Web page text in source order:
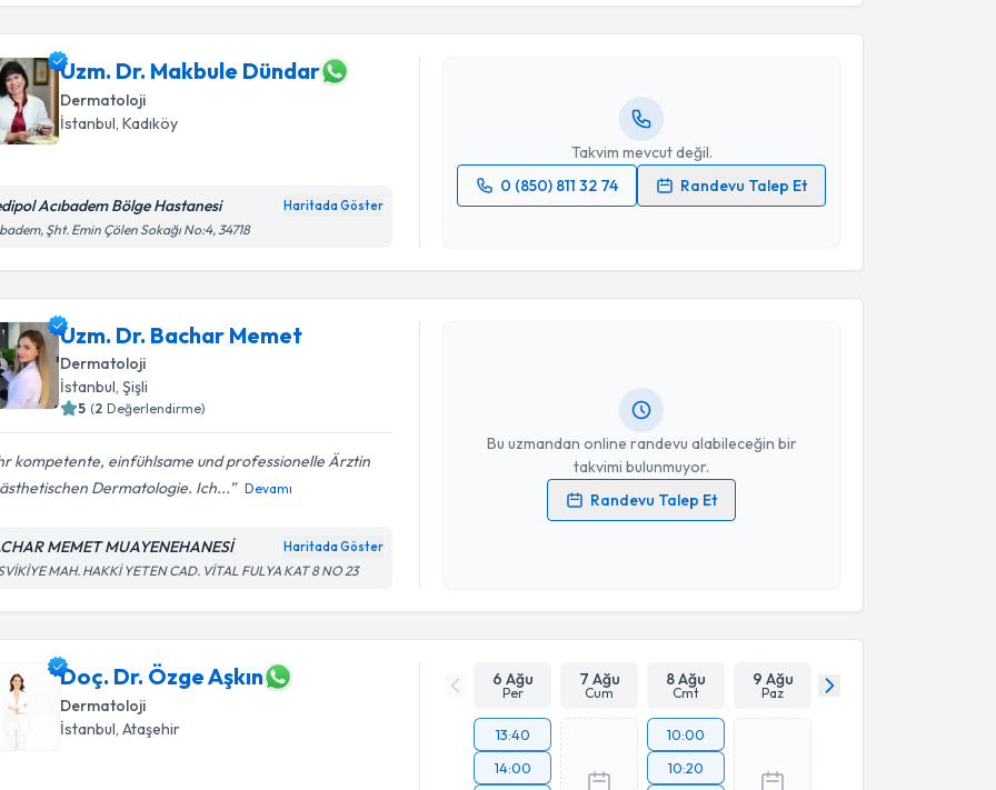
Uzm. Dr. Makbule Dündar
Dermatoloji
İstanbul , Kadıköy
Acıbadem Bölge Hastanesi Haritada Göster
Şht. Emin Çölen Sokağı No:4, 34718
Takvim mevcut değil.
0 (850) 811 32 74
Randevu Talep Et
Uzm. Dr. Bachar Memet
Dermatoloji
İstanbul , Şişli
5 (2 Değerlendirme)
kompetente, einfühlsame und professionelle Ärztin
Dermatologie. Ich...
Devamı
MEMET MUAYENEHANESİ Haritada Göster
MAH. HAKKİ YETEN CAD. VİTAL FULYA KAT 8 NO 23
Bu uzmandan online randevu alabileceğin bir
takvimi bulunmuyor.
Randevu Talep Et
Randevu Takvimi Talebi
Uzm. Dr. Bachar Memet
Kişisel verilerimin işlenmesine ilişkinAydınlatma Metni
Takvim Talebini Gönder
Doç. Dr. Özge Aşkın
Dermatoloji
İstanbul , Ataşehir
6 Ağu
Per
7 Ağu
Cum
8 Ağu
Cmt
9 Ağu
Paz
13:40
14:00
10:00
10:20